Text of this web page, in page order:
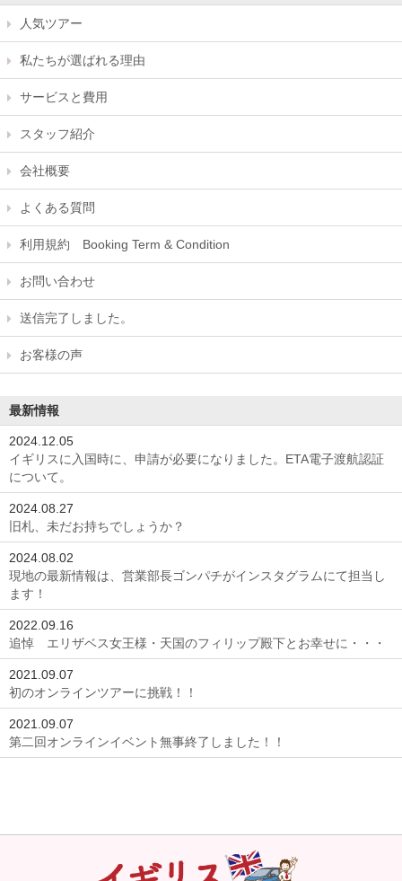
人気ツアー
私たちが選ばれる理由
サービスと費用
スタッフ紹介
会社概要
よくある質問
利用規約 Booking Term & Condition
お問い合わせ
送信完了しました。
お客様の声
最新情報
2024.12.05
イギリスに入国時に、申請が必要になりました。ETA電子渡航認証
について。
2024.08.27
旧札、未だお持ちでしょうか？
2024.08.02
現地の最新情報は、営業部長ゴンパチがインスタグラムにて担当し
ます！
2022.09.16
追悼 エリザベス女王様・天国のフィリップ殿下とお幸せに・・・
2021.09.07
初のオンラインツアーに挑戦！！
2021.09.07
第二回オンラインイベント無事終了しました！！